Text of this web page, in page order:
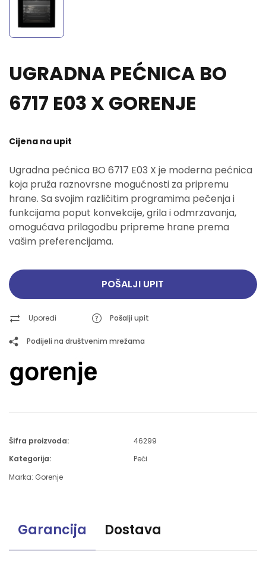
UGRADNA PEĆNICA BO
6717 E03 X GORENJE
Cijena na upit
Ugradna pećnica BO 6717 E03 X je moderna pećnica
koja pruža raznovrsne mogućnosti za pripremu
hrane. Sa svojim različitim programima pečenja i
funkcijama poput konvekcije, grila i odmrzavanja,
omogućava prilagodbu pripreme hrane prema
vašim preferencijama.
POŠALJI UPIT
Uporedi Pošalji upit
Podijeli na društvenim mrežama
Šifra proizvoda:
46299
Kategorija:
Peći
Marka: Gorenje
Garancija Dostava